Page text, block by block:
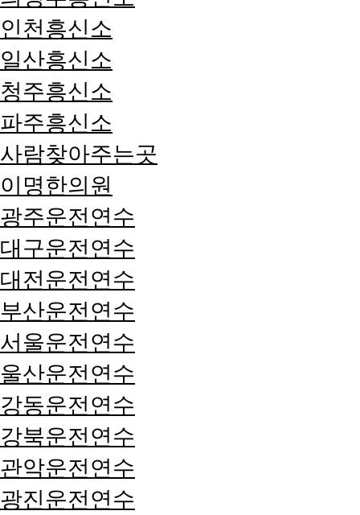
인천흥신소
일산흥신소
청주흥신소
파주흥신소
사람찾아주는곳
이명한의원
광주운전연수
대구운전연수
대전운전연수
부산운전연수
서울운전연수
울산운전연수
강동운전연수
강북운전연수
관악운전연수
광진운전연수